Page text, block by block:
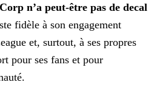
n’a peut-être pas de decal
fidèle à son engagement
et, surtout, à ses propres
pour ses fans et pour